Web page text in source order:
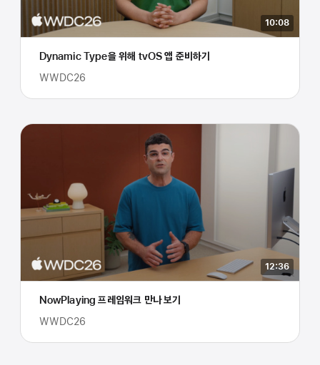
10:08
Dynamic Type을 위해 tvOS 앱 준비하기
WWDC26
12:36
NowPlaying 프레임워크 만나 보기
WWDC26